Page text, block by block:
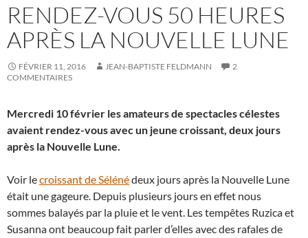
RENDEZ-VOUS 50 HEURES
APRÈS LA NOUVELLE LUNE
FÉVRIER 11, 2016 JEAN-BAPTISTE FELDMANN
2
COMMENTAIRES
Mercredi 10 février les amateurs de spectacles célestes
avaient rendez-vous avec un jeune croissant, deux jours
après la Nouvelle Lune.
Voir lecroissant de Sélénédeux jours après la Nouvelle Lune
était une gageure. Depuis plusieurs jours en effet nous
sommes balayés par la pluie et le vent. Les tempêtes Ruzica et
Susanna ont beaucoup fait parler d’elles avec des rafales de